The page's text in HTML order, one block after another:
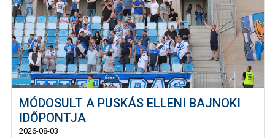
MÓDOSULT A PUSKÁS ELLENI BAJNOKI
IDŐPONTJA
2026-08-03